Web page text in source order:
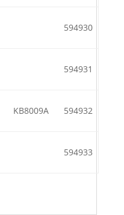
594930
594931
KB8009A 594932
594933